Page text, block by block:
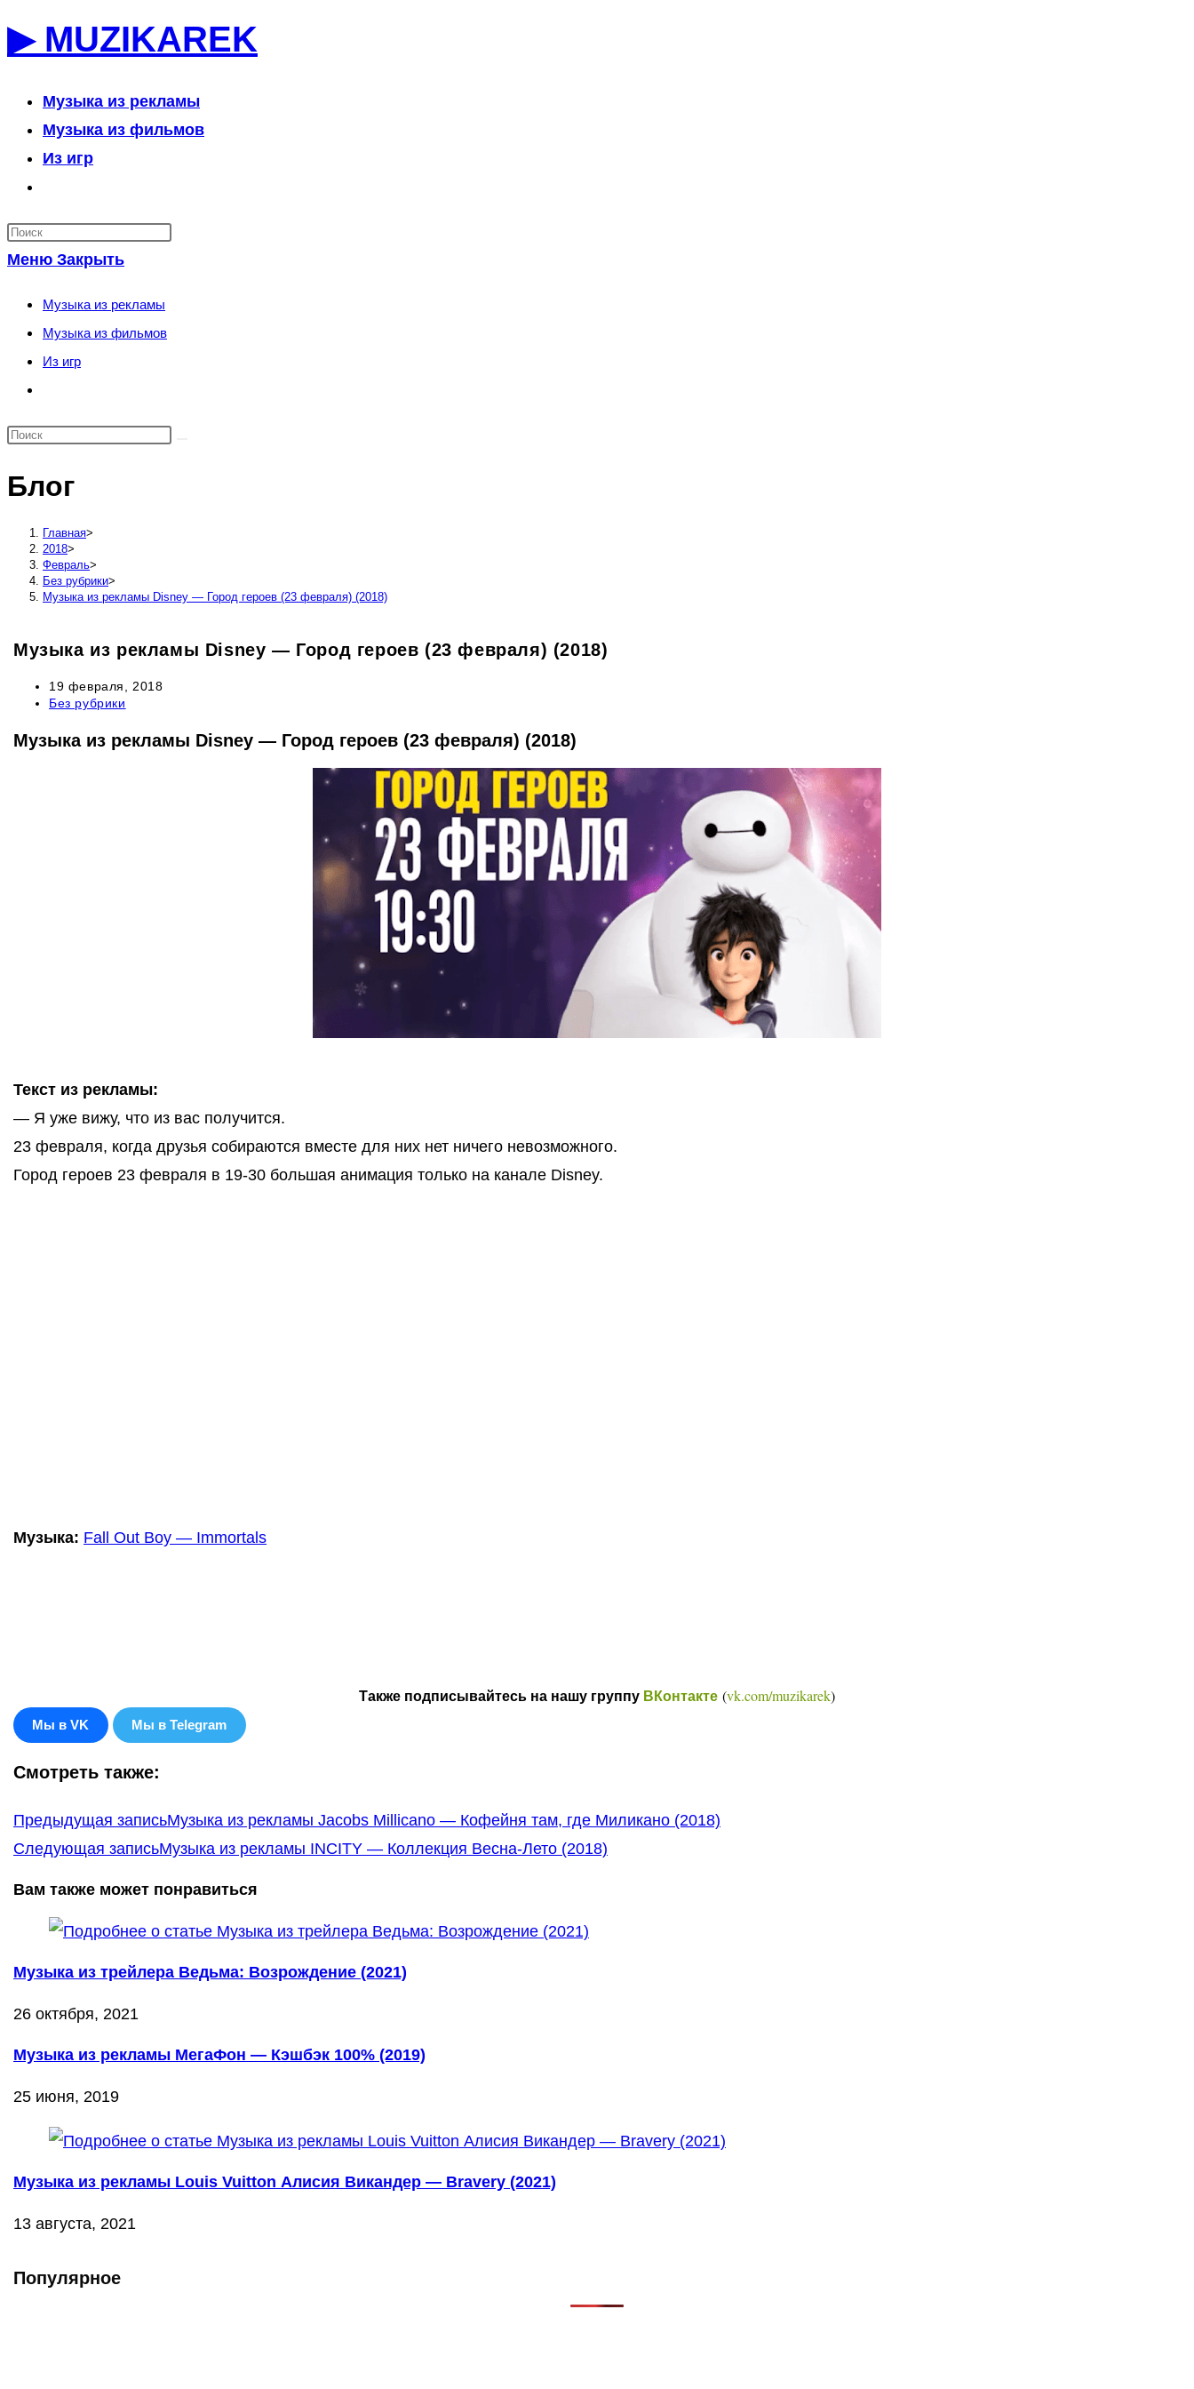
к▶ MUZIKAREK
Музыка из рекламы
Музыка из фильмов
Из игр
по
веб-
сайту
Меню Закрыть
Музыка из рекламы
Музыка из фильмов
Из игр
по
сайту
Блог
Главная>
2018>
Февраль>
Без рубрики>
Музыка из рекламы Disney — Город героев (23 февраля) (2018)
Музыка из рекламы Disney — Город героев (23 февраля) (2018)
Запись
опубликована:
19 февраля, 2018
Рубрика
Без рубрики
Музыка из рекламы Disney — Город героев (23 февраля) (2018)
Текст из рекламы:
— Я уже вижу, что из вас получится.
23 февраля, когда друзья собираются вместе для них нет ничего невозможного.
Город героев 23 февраля в 19-30 большая анимация только на канале Disney.
Музыка: Fall Out Boy — Immortals
Также подписывайтесь на нашу группу ВКонтакте (vk.com/muzikarek)
Мы в VK Мы в Telegram
Смотреть также:
Еще
статьи
Предыдущая записьМузыка из рекламы Jacobs Millicano — Кофейня там, где Миликано (2018)
Следующая записьМузыка из рекламы INCITY — Коллекция Весна-Лето (2018)
Вам также может понравиться
Музыка из трейлера Ведьма: Возрождение (2021)
26 октября, 2021
Музыка из рекламы МегаФон — Кэшбэк 100% (2019)
25 июня, 2019
Музыка из рекламы Louis Vuitton Алисия Викандер — Bravery (2021)
13 августа, 2021
Популярное